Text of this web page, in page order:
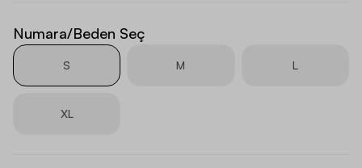
Numara/Beden Seç
S M L
XL